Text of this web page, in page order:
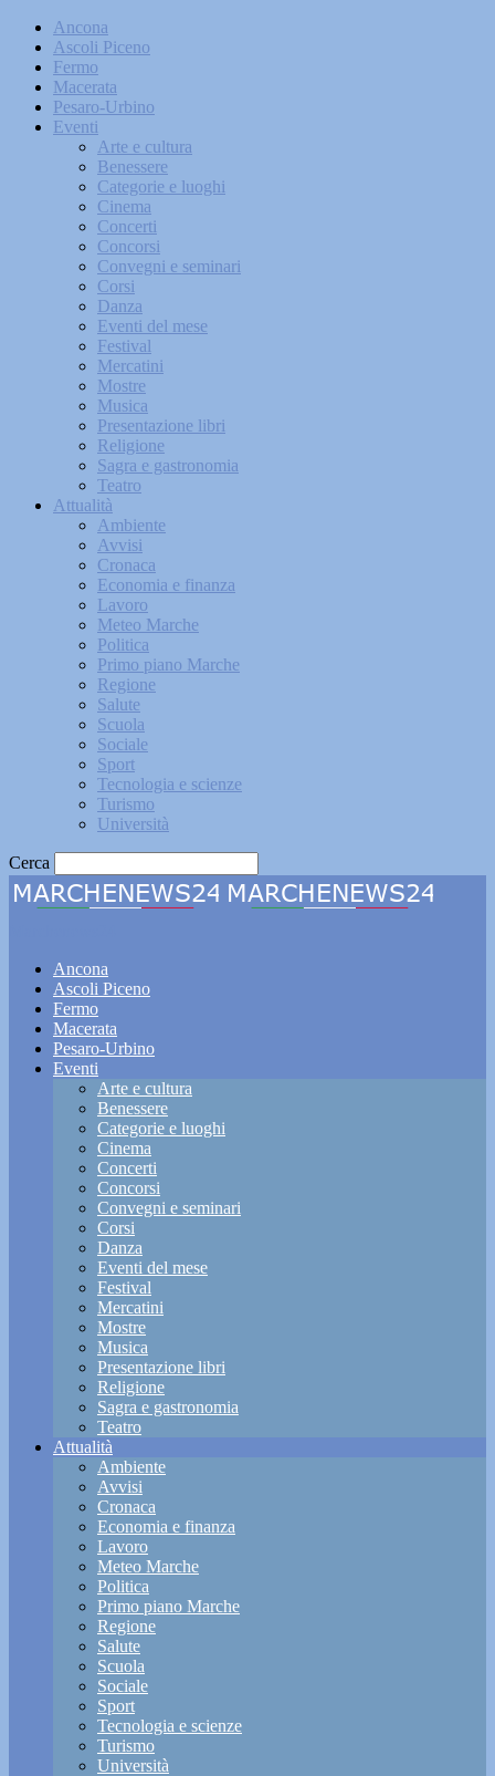
Ancona
Ascoli Piceno
Fermo
Macerata
Pesaro-Urbino
Eventi
Arte e cultura
Benessere
Categorie e luoghi
Cinema
Concerti
Concorsi
Convegni e seminari
Corsi
Danza
Eventi del mese
Festival
Mercatini
Mostre
Musica
Presentazione libri
Religione
Sagra e gastronomia
Teatro
Attualità
Ambiente
Avvisi
Cronaca
Economia e finanza
Lavoro
Meteo Marche
Politica
Primo piano Marche
Regione
Salute
Scuola
Sociale
Sport
Tecnologia e scienze
Turismo
Università
Cerca
Ancona
Ascoli Piceno
Fermo
Macerata
Pesaro-Urbino
Eventi
Arte e cultura
Benessere
Categorie e luoghi
Cinema
Concerti
Concorsi
Convegni e seminari
Corsi
Danza
Eventi del mese
Festival
Mercatini
Mostre
Musica
Presentazione libri
Religione
Sagra e gastronomia
Teatro
Attualità
Ambiente
Avvisi
Cronaca
Economia e finanza
Lavoro
Meteo Marche
Politica
Primo piano Marche
Regione
Salute
Scuola
Sociale
Sport
Tecnologia e scienze
Turismo
Università